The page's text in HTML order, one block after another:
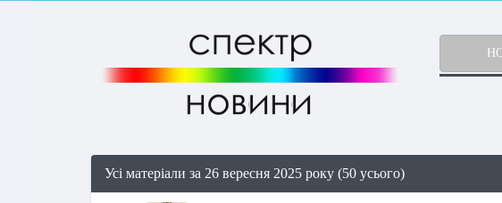
Усі матеріали за 26 вересня 2025 року (50 усього)